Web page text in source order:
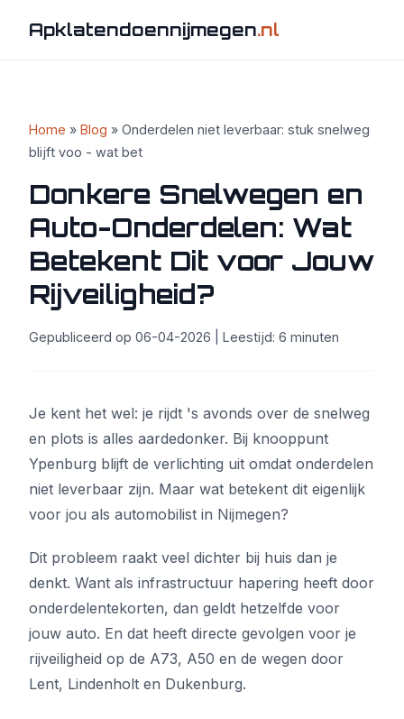
Apklatendoennijmegen.nl
Home » Blog » Onderdelen niet leverbaar: stuk snelweg
blijft voo - wat bet
Donkere Snelwegen en
Auto-Onderdelen: Wat
Betekent Dit voor Jouw
Rijveiligheid?
Gepubliceerd op 06-04-2026 | Leestijd: 6 minuten
Je kent het wel: je rijdt 's avonds over de snelweg
en plots is alles aardedonker. Bij knooppunt
Ypenburg blijft de verlichting uit omdat onderdelen
niet leverbaar zijn. Maar wat betekent dit eigenlijk
voor jou als automobilist in Nijmegen?
Dit probleem raakt veel dichter bij huis dan je
denkt. Want als infrastructuur hapering heeft door
onderdelentekorten, dan geldt hetzelfde voor
jouw auto. En dat heeft directe gevolgen voor je
rijveiligheid op de A73, A50 en de wegen door
Lent, Lindenholt en Dukenburg.